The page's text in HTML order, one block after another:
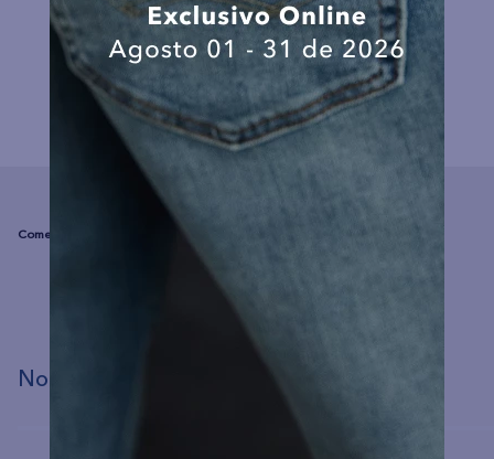
COMPLEMENTA TU LOOK
☆☆
No hay comentarios.